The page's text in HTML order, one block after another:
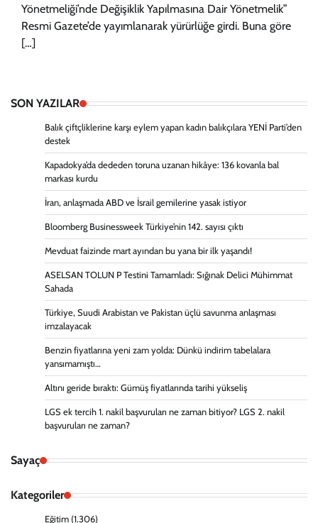
Yönetmeliği’nde Değişiklik Yapılmasına Dair Yönetmelik”
Resmi Gazete’de yayımlanarak yürürlüğe girdi. Buna göre
[…]
SON YAZILAR
Balık çiftçliklerine karşı eylem yapan kadın balıkçılara YENİ Parti’den
destek
Kapadokya’da dededen toruna uzanan hikâye: 136 kovanla bal
markası kurdu
İran, anlaşmada ABD ve İsrail gemilerine yasak istiyor
Bloomberg Businessweek Türkiye’nin 142. sayısı çıktı
Mevduat faizinde mart ayından bu yana bir ilk yaşandı!
ASELSAN TOLUN P Testini Tamamladı: Sığınak Delici Mühimmat
Sahada
Türkiye, Suudi Arabistan ve Pakistan üçlü savunma anlaşması
imzalayacak
Benzin fiyatlarına yeni zam yolda: Dünkü indirim tabelalara
yansımamıştı…
Altını geride bıraktı: Gümüş fiyatlarında tarihi yükseliş
LGS ek tercih 1. nakil başvuruları ne zaman bitiyor? LGS 2. nakil
başvuruları ne zaman?
Sayaç
Kategoriler
Eğitim (1.306)